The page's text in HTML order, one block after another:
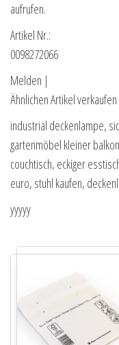
aufrufen.
Artikel Nr.:
0098272066
Melden |
Ähnlichen Artikel verkaufen
industrial deckenlampe,
gartenmöbel kleiner
couchtisch, eckiger
euro, stuhl kaufen,
yyyyy